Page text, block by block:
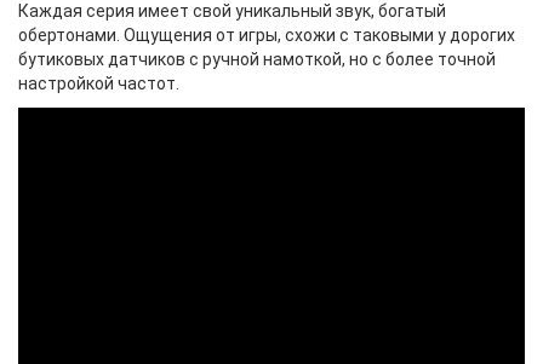
Каждая серия имеет свой уникальный звук, богатый
обертонами. Ощущения от игры, схожи с таковыми у дорогих
бутиковых датчиков с ручной намоткой, но с более точной
настройкой частот.